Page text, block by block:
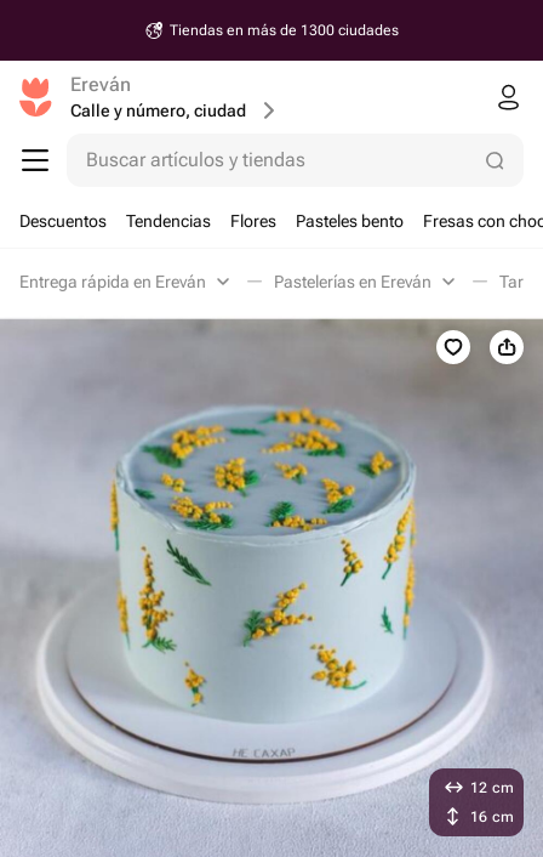
Tiendas en más de 1300 ciudades
Ereván
Calle y número, ciudad
Buscar artículos y tiendas
Descuentos Tendencias Flores Pasteles bento Fresas con
Entrega rápida en Ereván Pastelerías en Ereván
12 cm
16 cm